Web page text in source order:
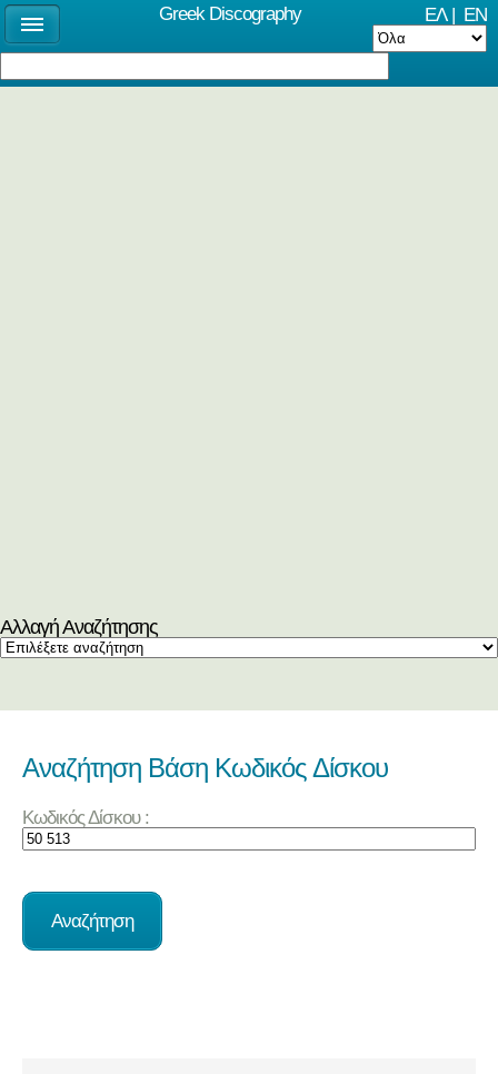
ΕΛ| EN
Αλλαγή Αναζήτησης
Αναζήτηση Βάση Κωδικός Δίσκου
Κωδικός Δίσκου :
Greek Discography